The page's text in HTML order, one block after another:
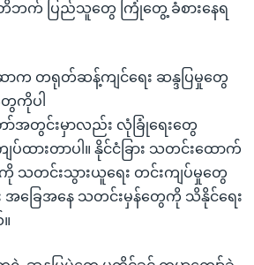
တိဘက် ပြည်သူတွေ ကြုံတွေ့ ခံစားနေရ
တရုတ်ဆန့်ကျင်ရေး ဆန္ဒပြမှုတွေ
ေကိုပါ
အတွင်းမှာလည်း လုံခြုံရေးတွေ
ထားတာပါ။ နိုင်ငံခြား သတင်းထောက်
တင်းသွားယူရေး တင်းကျပ်မှုတွေ
ခြေအနေ သတင်းမှန်တွေကို သိနိုင်ရေး